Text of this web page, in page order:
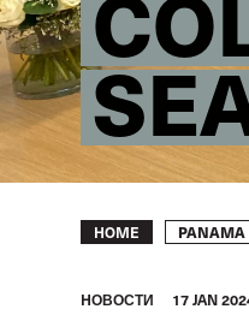
Breadcrumb
HOME PANAMA
HОВОСТИ 17 JAN